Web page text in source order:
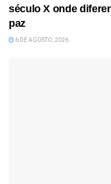
século X onde
paz
6 DE AGOSTO, 2026